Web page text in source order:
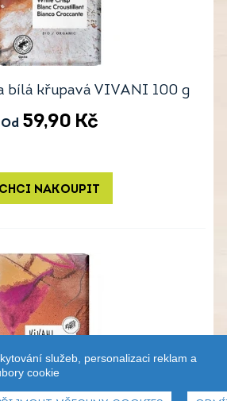
bílá křupavá VIVANI 100 g
Od 59,90 Kč
CHCI NAKOUPIT
služeb, personalizaci reklam a
cookie